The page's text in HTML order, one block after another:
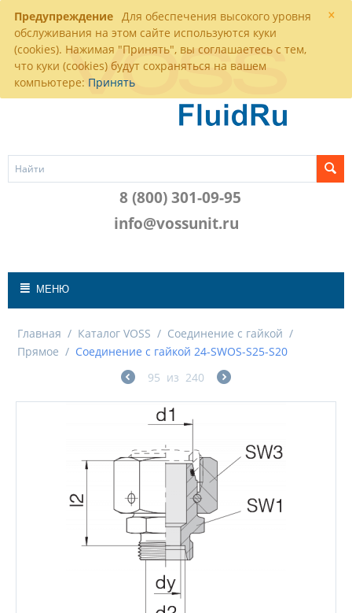
×
Предупреждение Для обеспечения высокого уровня
обслуживания на этом сайте используются куки
(cookies). Нажимая "Принять", вы соглашаетесь с тем,
что куки (cookies) будут сохраняться на вашем
компьютере: Принять
8 (800) 301-09-95
info@vossunit.ru
МЕНЮ
Главная / Каталог VOSS / Соединение с гайкой /
Прямое / Соединение с гайкой 24-SWOS-S25-S20
95 из 240